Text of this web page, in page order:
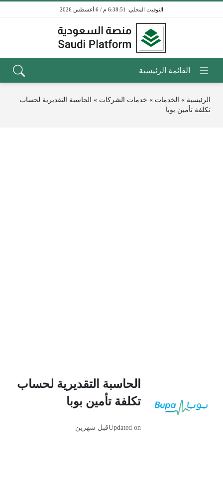
6:38:51 م / 6 أغسطس 2026
الرئيسية » الخدمات » خدمات الشركات » الحاسبة التقديرية لحساب
تكلفة تأمين بوبا
الحاسبة التقديرية لحساب
تكلفة تأمين بوبا
Updated onقبل شهرين